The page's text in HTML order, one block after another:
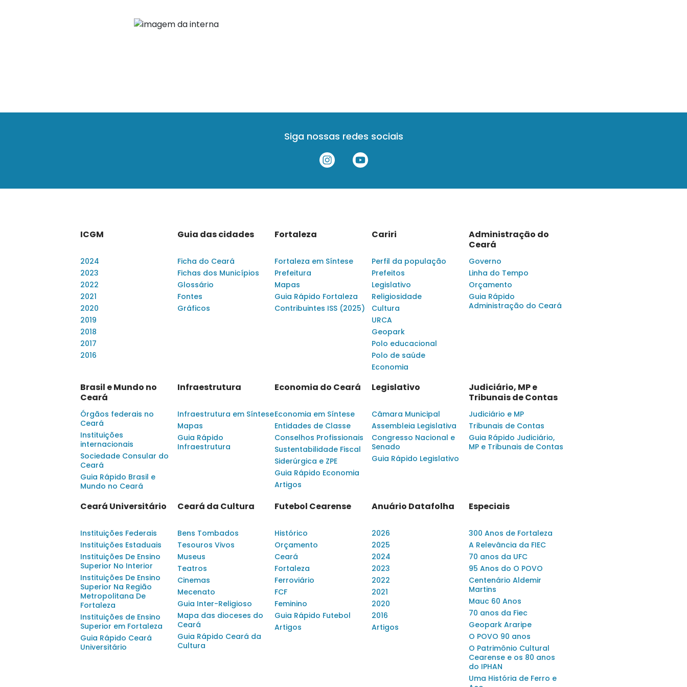
Siga nossas redes sociais
ICGM
2024
2023
2022
2021
2020
2019
2018
2017
2016
Guia das cidades
Ficha do Ceará
Fichas dos Municípios
Glossário
Fontes
Gráficos
Fortaleza
Fortaleza em Síntese
Prefeitura
Mapas
Guia Rápido Fortaleza
Contribuintes ISS (2025)
Cariri
Perfil da população
Prefeitos
Legislativo
Religiosidade
Cultura
URCA
Geopark
Polo educacional
Polo de saúde
Economia
Administração do
Ceará
Governo
Linha do Tempo
Orçamento
Guia Rápido
Administração do Ceará
Brasil e Mundo no
Ceará
Órgãos federais no
Ceará
Instituições
internacionais
Sociedade Consular do
Ceará
Guia Rápido Brasil e
Mundo no Ceará
Infraestrutura
Infraestrutura em Síntese
Mapas
Guia Rápido
Infraestrutura
Economia do Ceará
Economia em Síntese
Entidades de Classe
Conselhos Profissionais
Sustentabilidade Fiscal
Siderúrgica e ZPE
Guia Rápido Economia
Artigos
Legislativo
Câmara Municipal
Assembleia Legislativa
Congresso Nacional e
Senado
Guia Rápido Legislativo
Judiciário, MP e
Tribunais de Contas
Judiciário e MP
Tribunais de Contas
Guia Rápido Judiciário,
MP e Tribunais de Contas
Ceará Universitário
Instituições Federais
Instituições Estaduais
Instituições De Ensino
Superior No Interior
Instituições De Ensino
Superior Na Região
Metropolitana De
Fortaleza
Instituições de Ensino
Superior em Fortaleza
Guia Rápido Ceará
Universitário
Ceará da Cultura
Bens Tombados
Tesouros Vivos
Museus
Teatros
Cinemas
Mecenato
Guia Inter-Religioso
Mapa das dioceses do
Ceará
Guia Rápido Ceará da
Cultura
Futebol Cearense
Histórico
Orçamento
Ceará
Fortaleza
Ferroviário
FCF
Feminino
Guia Rápido Futebol
Artigos
Anuário Datafolha
2026
2025
2024
2023
2022
2021
2020
2016
Artigos
Especiais
300 Anos de Fortaleza
A Relevância da FIEC
70 anos da UFC
95 Anos do O POVO
Centenário Aldemir
Martins
Mauc 60 Anos
70 anos da Fiec
Geopark Araripe
O POVO 90 anos
O Patrimônio Cultural
Cearense e os 80 anos
do IPHAN
Uma História de Ferro e